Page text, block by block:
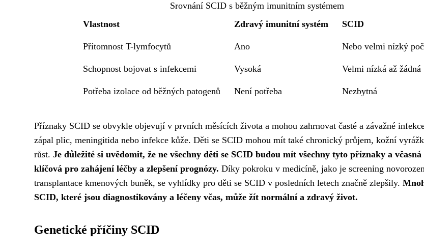
Srovnání SCID s běžným imunitním systémem
Vlastnost
Zdravý imunitní systém SCID
Přítomnost T-lymfocytů Ano Nebo velmi nízký
Schopnost bojovat s infekcemi Vysoká Velmi nízká až žádná
Potřeba izolace od běžných patogenů Není potřeba Nezbytná
Příznaky SCID se obvykle objevují v prvních měsících života a mohou zahrnovat časté a závažné
zápal plic, meningitida nebo infekce kůže. Děti se SCID mohou mít také chronický průjem, kožní
růst. Je důležité si uvědomit, že ne všechny děti se SCID budou mít všechny tyto příznaky a včasná
klíčová pro zahájení léčby a zlepšení prognózy. Díky pokroku v medicíně, jako je screening
transplantace kmenových buněk, se vyhlídky pro děti se SCID v posledních letech značně zlepšily.
SCID, které jsou diagnostikovány a léčeny včas, může žít normální a zdravý život.
Genetické příčiny SCID